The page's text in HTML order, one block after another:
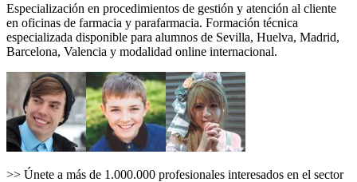
Especialización en procedimientos de gestión y atención al cliente
en oficinas de farmacia y parafarmacia. Formación técnica
especializada disponible para alumnos de Sevilla, Huelva, Madrid,
Barcelona, Valencia y modalidad online internacional.
>> Únete a más de 1.000.000 profesionales interesados en el sector